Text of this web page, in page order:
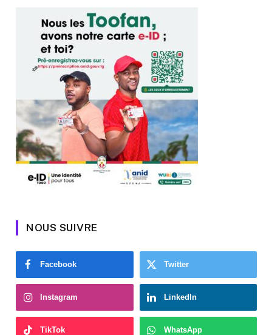
NOUS SUIVRE
Facebook Twitter
Instagram LinkedIn
TikTok WhatsApp